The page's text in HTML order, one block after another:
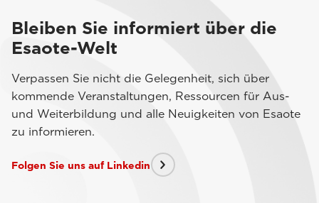
Bleiben Sie informiert über die
Esaote-Welt
Verpassen Sie nicht die Gelegenheit, sich über
kommende Veranstaltungen, Ressourcen für Aus-
und Weiterbildung und alle Neuigkeiten von Esaote
zu informieren.
Folgen Sie uns auf Linkedin